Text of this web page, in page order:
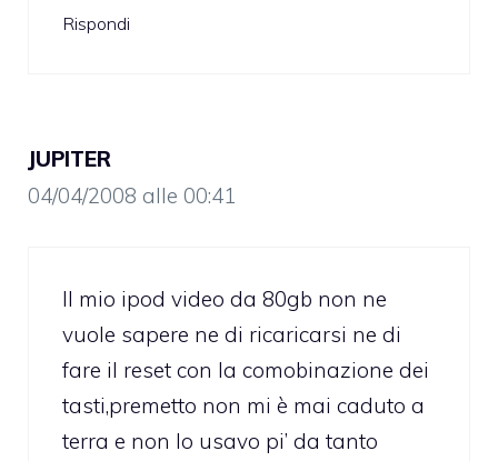
Rispondi
JUPITER
04/04/2008 alle 00:41
Il mio ipod video da 80gb non ne
vuole sapere ne di ricaricarsi ne di
fare il reset con la comobinazione dei
tasti,premetto non mi è mai caduto a
terra e non lo usavo pi’ da tanto